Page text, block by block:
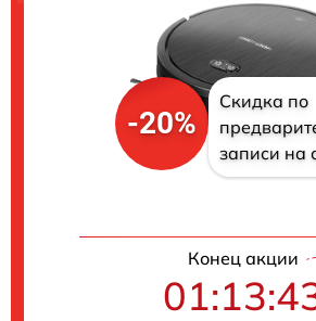
-20%
Скидка по
записи на
Конец акции